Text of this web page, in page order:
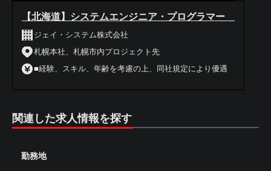
【北海道】システムエンジニア・プログラマー
ジェイ・システム株式会社
札幌本社、札幌市内プロジェクト先
■経験、スキル、年齢を考慮の上、同社規定により優遇
関連した求人情報を探す
勤務地